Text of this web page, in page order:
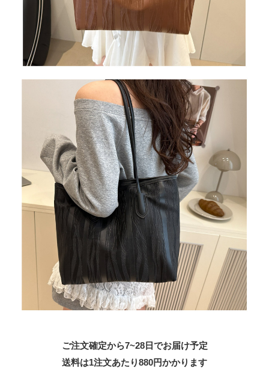
ご注文確定から7~28日でお届け予定
送料は1注文あたり880円かかります